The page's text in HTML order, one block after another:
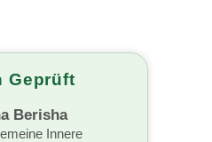
Geprüft
Berisha
Innere